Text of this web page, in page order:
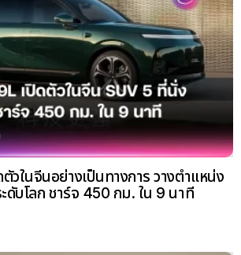
วในจีนอย่างเป็นทางการ วางตำแหน่ง
ดับโลก ชาร์จ 450 กม. ใน 9 นาที